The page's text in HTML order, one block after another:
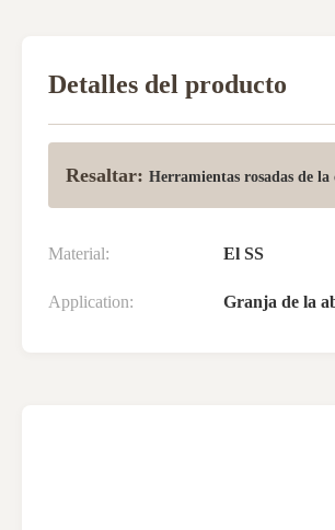
Detalles del producto
Resaltar: Herramientas rosadas de la
Material: El SS
Application: Granja de la